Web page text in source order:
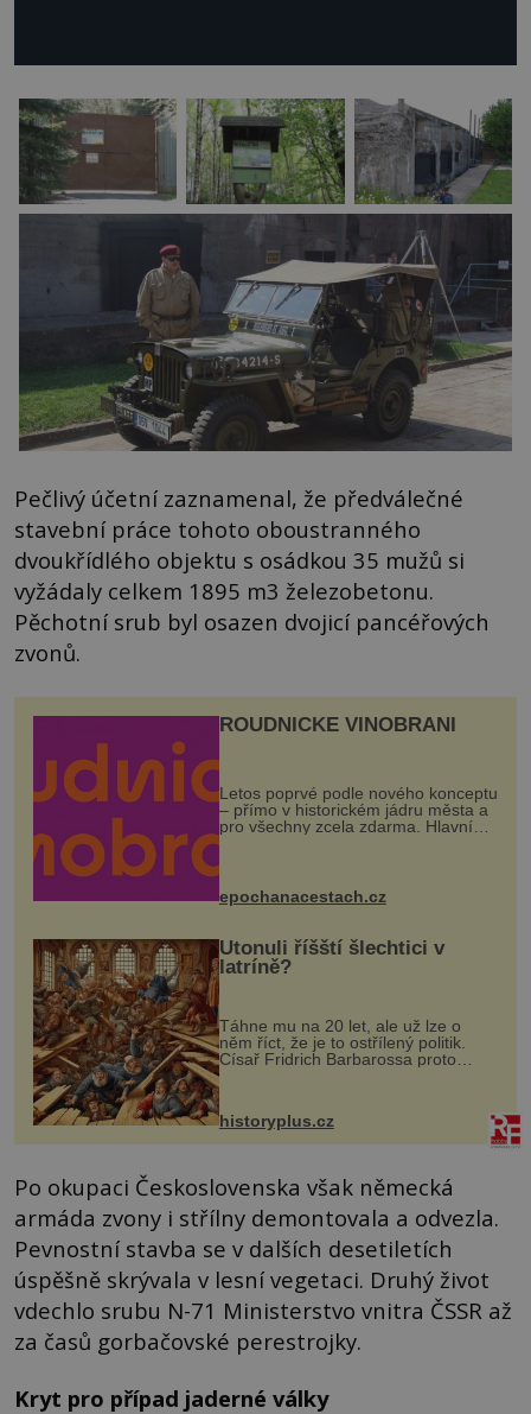
Pečlivý účetní zaznamenal, že předválečné
stavební práce tohoto oboustranného
dvoukřídlého objektu s osádkou 35 mužů si
vyžádaly celkem 1895 m3 železobetonu.
Pěchotní srub byl osazen dvojicí pancéřových
zvonů.
ROUDNICKÉ VINOBRANÍ
Letos poprvé podle nového konceptu
– přímo v historickém jádru města a
pro všechny zcela zdarma. Hlavní
program se odehraje na Karlově a
mohou těšit na víno, burčák, pes...
epochanacestach.cz
Utonuli říšští šlechtici v
latríně?
Táhne mu na 20 let, ale už lze o
něm říct, že je to ostřílený politik.
Císař Fridrich Barbarossa proto
posílá svého syna a dědice Jindřicha
VI. do Erfurtu, aby se stal
prostředníkem při řešení sporu m...
historyplus.cz
Po okupaci Československa však německá
armáda zvony i střílny demontovala a odvezla.
Pevnostní stavba se v dalších desetiletích
úspěšně skrývala v lesní vegetaci. Druhý život
vdechlo srubu N-71 Ministerstvo vnitra ČSSR až
za časů gorbačovské perestrojky.
Kryt pro případ jaderné války